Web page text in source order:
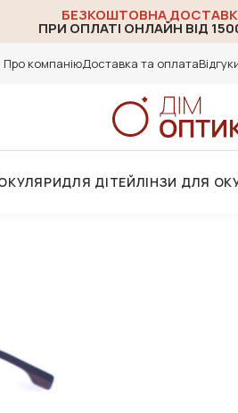
БЕЗКОШТОВНА
ПРИ ОПЛАТІ ОНЛАЙН ВІД
Про компаніюДоставка та оплата
ДЛЯ ДІТЕЙЛІНЗИ ДЛЯ